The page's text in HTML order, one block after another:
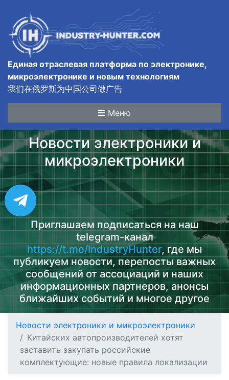
Единая отраслевая платформа по электронике,
микроэлектронике и новым технологиям
我们在俄罗斯为中国公司做广告
Меню
Новости электроники и
микроэлектроники
Приглашаем подписаться на наш
telegram-канал
https://t.me/IndustryHunter, где мы
публикуем новости, перепосты важных
сообщений от ассоциаций и наших
информационных партнеров, анонсы
ближайших событий и многое другое
Новости электроники и микроэлектроники
Китайских автопроизводителей хотят
заставить закупать российские
комплектующие: новые правила локализации